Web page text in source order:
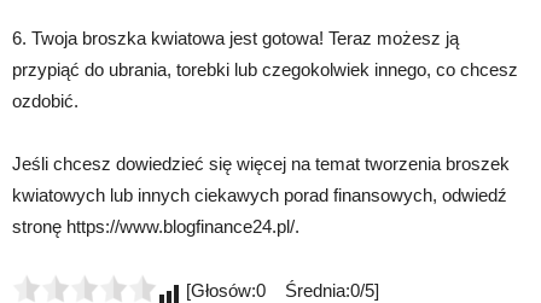
6. Twoja broszka kwiatowa jest gotowa! Teraz możesz ją
przypiąć do ubrania, torebki lub czegokolwiek innego, co chcesz
ozdobić.
Jeśli chcesz dowiedzieć się więcej na temat tworzenia broszek
kwiatowych lub innych ciekawych porad finansowych, odwiedź
stronę https://www.blogfinance24.pl/.
[Głosów:0 Średnia:0/5]